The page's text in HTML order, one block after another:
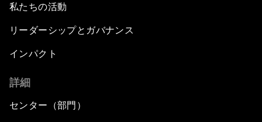
私たちの活動
リーダーシップとガバナンス
インパクト
詳細
センター（部門）